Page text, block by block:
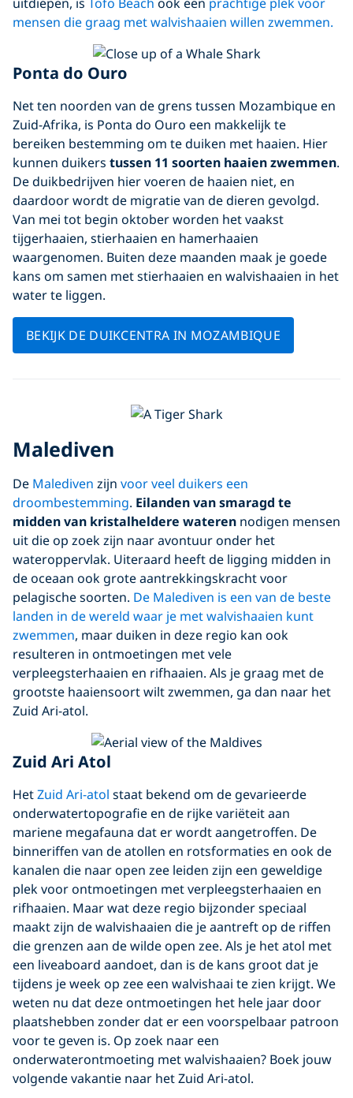
mensen die graag met walvishaaien willen zwemmen.
Ponta do Ouro
Net ten noorden van de grens tussen Mozambique en
Zuid-Afrika, is Ponta do Ouro een makkelijk te
bereiken bestemming om te duiken met haaien. Hier
kunnen duikers tussen 11 soorten haaien zwemmen.
De duikbedrijven hier voeren de haaien niet, en
daardoor wordt de migratie van de dieren gevolgd.
Van mei tot begin oktober worden het vaakst
tijgerhaaien, stierhaaien en hamerhaaien
waargenomen. Buiten deze maanden maak je goede
kans om samen met stierhaaien en walvishaaien in het
water te liggen.
BEKIJK DE DUIKCENTRA IN MOZAMBIQUE
Malediven
De Malediven zijn voor veel duikers een
droombestemming. Eilanden van smaragd te
midden van kristalheldere wateren nodigen mensen
uit die op zoek zijn naar avontuur onder het
wateroppervlak. Uiteraard heeft de ligging midden in
de oceaan ook grote aantrekkingskracht voor
pelagische soorten. De Malediven is een van de beste
landen in de wereld waar je met walvishaaien kunt
zwemmen, maar duiken in deze regio kan ook
resulteren in ontmoetingen met vele
verpleegsterhaaien en rifhaaien. Als je graag met de
grootste haaiensoort wilt zwemmen, ga dan naar het
Zuid Ari-atol.
Zuid Ari Atol
HetZuid Ari-atol staat bekend om de gevarieerde
onderwatertopografie en de rijke variëteit aan
mariene megafauna dat er wordt aangetroffen. De
binneriffen van de atollen en rotsformaties en ook de
kanalen die naar open zee leiden zijn een geweldige
plek voor ontmoetingen met verpleegsterhaaien en
rifhaaien. Maar wat deze regio bijzonder speciaal
maakt zijn de walvishaaien die je aantreft op de riffen
die grenzen aan de wilde open zee. Als je het atol met
een liveaboard aandoet, dan is de kans groot dat je
tijdens je week op zee een walvishaai te zien krijgt. We
weten nu dat deze ontmoetingen het hele jaar door
plaatshebben zonder dat er een voorspelbaar patroon
voor te geven is. Op zoek naar een
onderwaterontmoeting met walvishaaien? Boek jouw
volgende vakantie naar het Zuid Ari-atol.